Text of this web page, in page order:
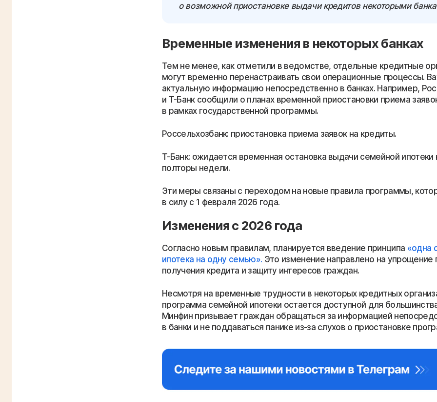
о возможной приостановке выдачи кредитов некоторыми
Временные изменения в некоторых банках
Тем не менее, как отметили в ведомстве, отдельные кредитные
могут временно перенастраивать свои операционные процессы.
актуальную информацию непосредственно в банках. Например,
и Т-Банк сообщили о планах временной приостановки приема
в рамках государственной программы.
Россельхозбанк: приостановка приема заявок на кредиты.
Т-Банк: ожидается временная остановка выдачи семейной ипотеки
полторы недели.
Эти меры связаны с переходом на новые правила программы,
в силу с 1 февраля 2026 года.
Изменения с 2026 года
Согласно новым правилам, планируется введение принципа «одна
ипотека на одну семью». Это изменение направлено на упрощение
получения кредита и защиту интересов граждан.
Несмотря на временные трудности в некоторых кредитных
программа семейной ипотеки остается доступной для
Минфин призывает граждан обращаться за информацией
в банки и не поддаваться панике из-за слухов о приостановке